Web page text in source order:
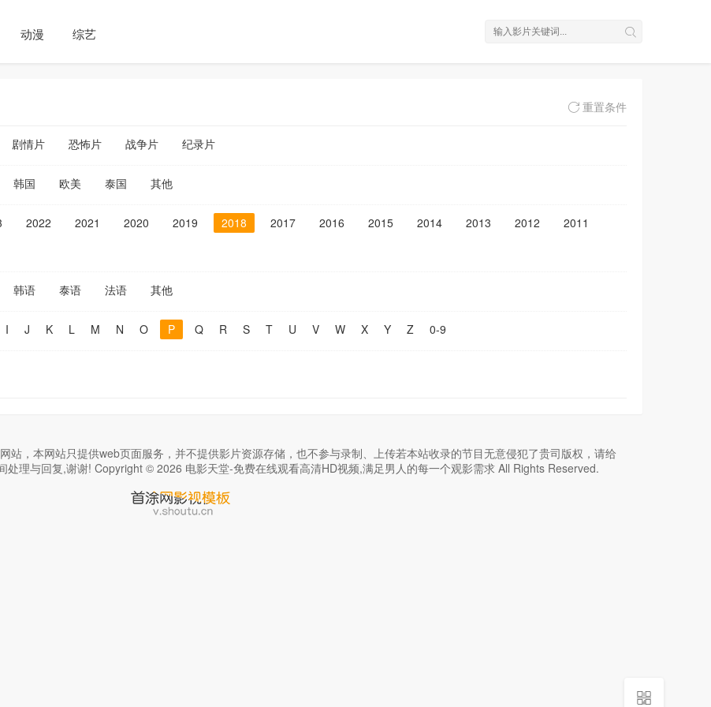
动漫 综艺
重置条件
剧情片 恐怖片 战争片 纪录片
韩国 欧美 泰国 其他
2022 2021 2020 2019 2018 2017 2016 2015 2014 2013 2012
2011
韩语 泰语 法语 其他
I J K L M N O P Q R S T U V W X Y Z 0-9
站，本网站只提供web页面服务，并不提供影片资源存储，也不参与录制、上传若本站收录的节目无意侵犯了贵司版权，请给
理与回复,谢谢! Copyright © 2026 电影天堂-免费在线观看高清HD视频,满足男人的每一个观影需求 All Rights Reserved.